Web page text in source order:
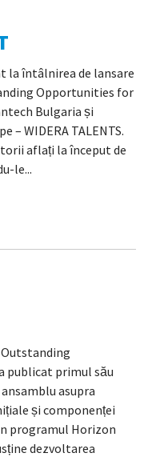
la întâlnirea de lansare
Opportunities for
Bulgaria și
WIDERA TALENTS.
aflați la început de
le...
publicat primul său
asupra
și componenței
programul Horizon
dezvoltarea